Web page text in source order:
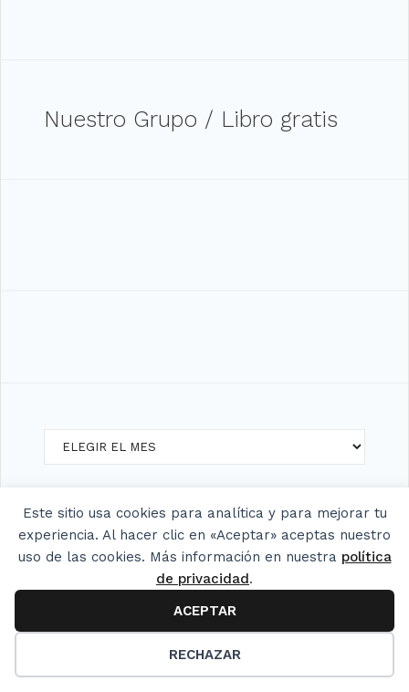
Este sitio usa cookies para analítica y para mejorar tu
experiencia. Al hacer clic en «Aceptar» aceptas nuestro
uso de las cookies. Más información en nuestra política
de privacidad.
ACEPTAR
RECHAZAR
Nuestro Grupo / Libro gratis
Categorías